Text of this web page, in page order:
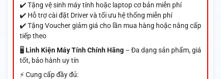
✔️ Tặng vệ sinh máy tính hoặc laptop cơ bản miễn phí
✔️ Hỗ trợ cài đặt Driver và tối ưu hệ thống miễn phí
✔️ Tặng Voucher giảm giá cho lần mua hàng hoặc nâng cấp
tiếp theo
🖥️ Linh Kiện Máy Tính Chính Hãng– Đa dạng sản phẩm, giá
tốt, bảo hành uy tín
⚡ Cung cấp đầy đủ: